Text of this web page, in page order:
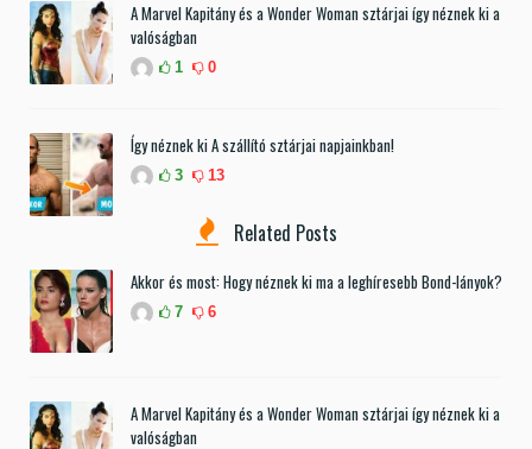
A Marvel Kapitány és a Wonder Woman sztárjai így néznek ki a
valóságban
1 0
Így néznek ki A szállító sztárjai napjainkban!
3 13
Related Posts
Akkor és most: Hogy néznek ki ma a leghíresebb Bond-lányok?
7 6
A Marvel Kapitány és a Wonder Woman sztárjai így néznek ki a
valóságban